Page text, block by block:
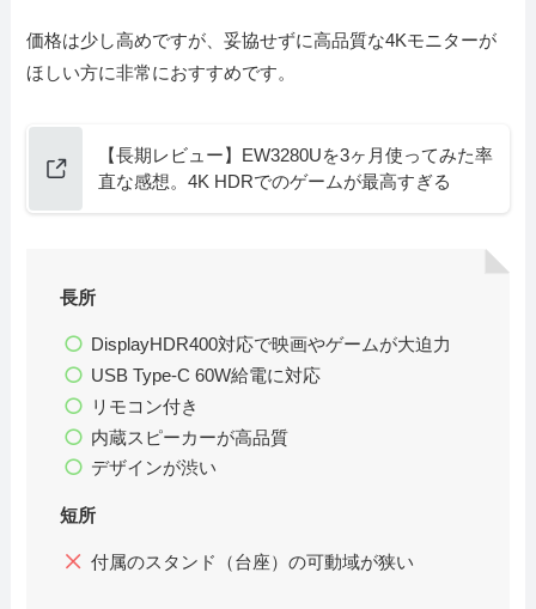
価格は少し高めですが、妥協せずに高品質な4Kモニターが
ほしい方に非常におすすめです。
【長期レビュー】EW3280Uを3ヶ月使ってみた率
直な感想。4K HDRでのゲームが最高すぎる
長所
DisplayHDR400対応で映画やゲームが大迫力
USB Type-C 60W給電に対応
リモコン付き
内蔵スピーカーが高品質
デザインが渋い
短所
付属のスタンド（台座）の可動域が狭い